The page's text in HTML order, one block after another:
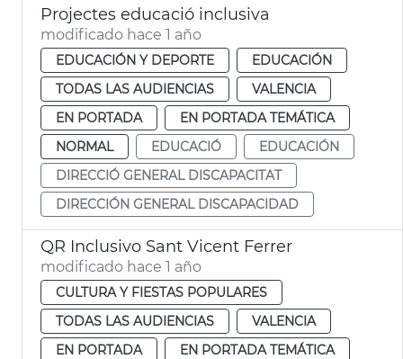
Projectes educació inclusiva
modificado hace 1 año
EDUCACIÓN Y DEPORTE
EDUCACIÓN
TODAS LAS AUDIENCIAS
VALENCIA
EN PORTADA
EN PORTADA TEMÁTICA
NORMAL
EDUCACIÓ
EDUCACIÓN
DIRECCIÓ GENERAL DISCAPACITAT
DIRECCIÓN GENERAL DISCAPACIDAD
QR Inclusivo Sant Vicent Ferrer
modificado hace 1 año
CULTURA Y FIESTAS POPULARES
TODAS LAS AUDIENCIAS
VALENCIA
EN PORTADA
EN PORTADA TEMÁTICA